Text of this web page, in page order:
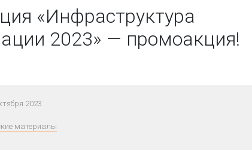
«Инфраструктура
2023» — промоакция!
2023
материалы